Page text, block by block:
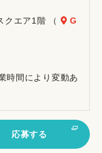
エア1階 （
G
時間により変動あ
応募する